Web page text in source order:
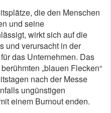
die den Menschen
und seine
wirkt sich auf die
und verursacht in der
das Unternehmen. Das
„blauen Flecken“
nach der Messe
ungünstigen
einem Burnout enden.